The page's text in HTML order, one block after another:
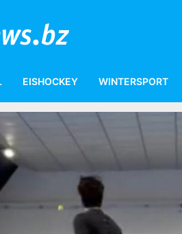
EISHOCKEY WINTERSPORT